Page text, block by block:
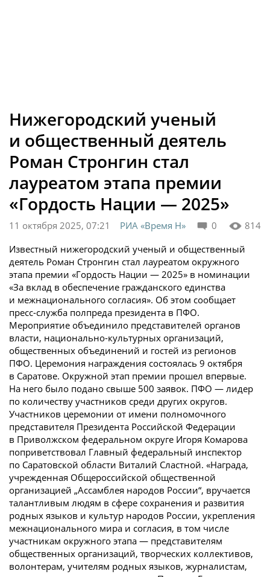
Нижегородский ученый
и общественный деятель
Роман Стронгин стал
лауреатом этапа премии
«Гордость Нации — 2025»
0 814
11 октября 2025, 07:21
РИА «Время Н»
Известный нижегородский ученый и общественный
деятель Роман Стронгин стал лауреатом окружного
этапа премии «Гордость Нации — 2025» в номинации
«За вклад в обеспечение гражданского единства
и межнационального согласия». Об этом сообщает
пресс-служба полпреда президента в ПФО.
Мероприятие объединило представителей органов
власти, национально-культурных организаций,
общественных объединений и гостей из регионов
ПФО. Церемония награждения состоялась 9 октября
в Саратове. Окружной этап премии прошел впервые.
На него было подано свыше 500 заявок. ПФО — лидер
по количеству участников среди других округов.
Участников церемонии от имени полномочного
представителя Президента Российской Федерации
в Приволжском федеральном округе Игоря Комарова
поприветствовал Главный федеральный инспектор
по Саратовской области Виталий Сластной. «Награда,
учрежденная Общероссийской общественной
организацией „Ассамблея народов России“, вручается
талантливым людям в сфере сохранения и развития
родных языков и культур народов России, укрепления
межнационального мира и согласия, в том числе
участникам окружного этапа — представителям
общественных организаций, творческих коллективов,
волонтерам, учителям родных языков, журналистам,